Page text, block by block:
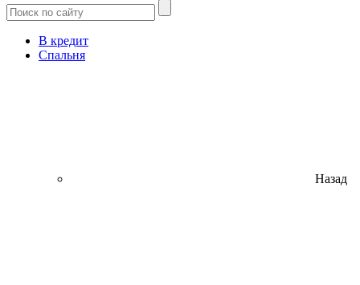
В кредит
Спальня
Назад